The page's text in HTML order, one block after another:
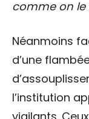
comme on
Néanmoins
d’une
l’institution